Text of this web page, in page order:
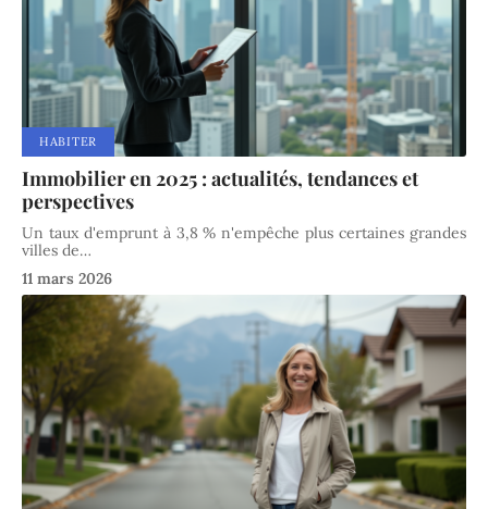
HABITER
Immobilier en 2025 : actualités, tendances et
perspectives
Un taux d'emprunt à 3,8 % n'empêche plus certaines grandes
villes de…
11 mars 2026